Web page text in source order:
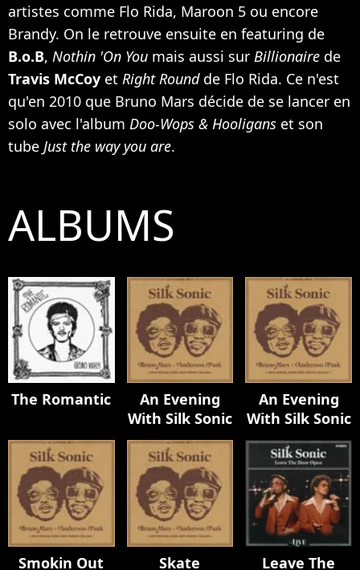
artistes comme Flo Rida, Maroon 5 ou encore
Brandy. On le retrouve ensuite en featuring de
B.o.B, Nothin 'On You mais aussi sur Billionaire de
Travis McCoy et Right Round de Flo Rida. Ce n'est
qu'en 2010 que Bruno Mars décide de se lancer en
solo avec l'album Doo-Wops & Hooligans et son
tube Just the way you are.
ALBUMS
The Romantic
An Evening
With Silk Sonic
An Evening
With Silk Sonic
Smokin Out
Skate
Leave The